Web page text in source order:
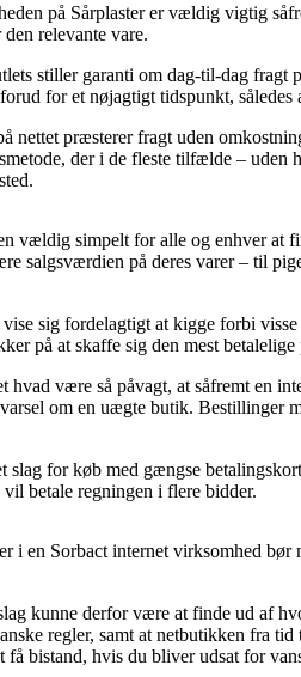
på Sårplaster er vældig vigtig
relevante vare.
stiller garanti om dag-til-dag fragt
for et nøjagtigt tidspunkt,
nettet præsterer fragt uden
der i de fleste tilfælde –
vældig simpelt for alle og enhver at
salgsværdien på deres varer – til
sig fordelagtigt at kigge forbi
på at skaffe sig den mest betalelige
hvad være så påvagt, at såfremt en
om en uægte butik. Bestillinger
slag for køb med gængse
vil betale regningen i flere bidder.
i en Sorbact internet virksomhed
kunne derfor være at finde ud af
regler, samt at netbutikken fra
få bistand, hvis du bliver udsat for